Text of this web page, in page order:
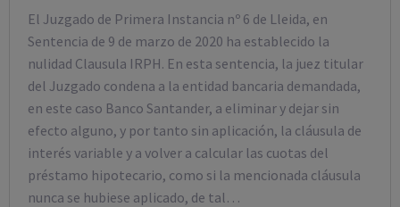
El Juzgado de Primera Instancia nº 6 de Lleida, en
Sentencia de 9 de marzo de 2020 ha establecido la
nulidad Clausula IRPH. En esta sentencia, la juez titular
del Juzgado condena a la entidad bancaria demandada,
en este caso Banco Santander, a eliminar y dejar sin
efecto alguno, y por tanto sin aplicación, la cláusula de
interés variable y a volver a calcular las cuotas del
préstamo hipotecario, como si la mencionada cláusula
nunca se hubiese aplicado, de tal…